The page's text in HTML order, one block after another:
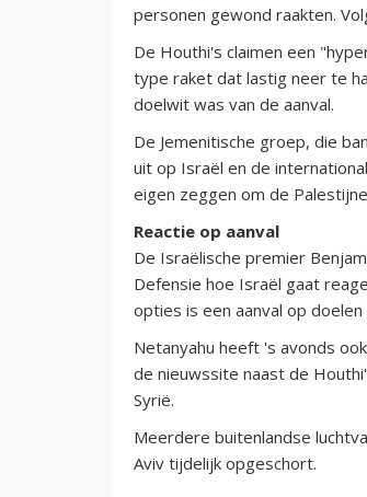
personen gewond raakten.
De Houthi's claimen een
type raket dat lastig neer te
doelwit was van de aanval.
De Jemenitische groep, die
uit op Israël en de
eigen zeggen om de
Reactie op aanval
De Israëlische premier
Defensie hoe Israël gaat
opties is een aanval op doelen
Netanyahu heeft 's avonds
de nieuwssite naast de
Syrië.
Meerdere buitenlandse
Aviv tijdelijk opgeschort.